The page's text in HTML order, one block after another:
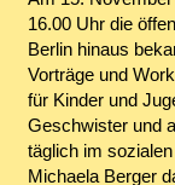
16.00 Uhr die
Berlin hinaus
Vorträge und
für Kinder und
Geschwister und
täglich im
Michaela Berger